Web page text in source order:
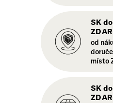
SK
od
místo
SK